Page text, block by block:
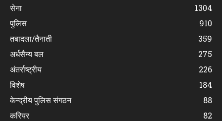
सेना
1304
पुलिस
910
तबादला/तैनाती
359
अर्धसैन्य बल
275
अंतर्राष्ट्रीय
226
विशेष
184
केन्द्रीय पुलिस संगठन
88
करियर
82